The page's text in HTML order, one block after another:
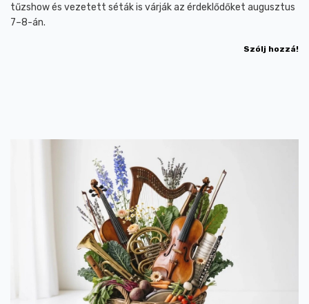
tűzshow és vezetett séták is várják az érdeklődőket augusztus
7–8-án.
Szólj hozzá!